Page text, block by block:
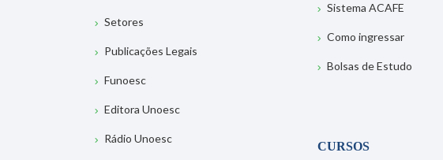
Setores
Publicações Legais
Funoesc
Editora Unoesc
Rádio Unoesc
Sistema ACAFE
Como ingressar
Bolsas de Estudo
CURSOS